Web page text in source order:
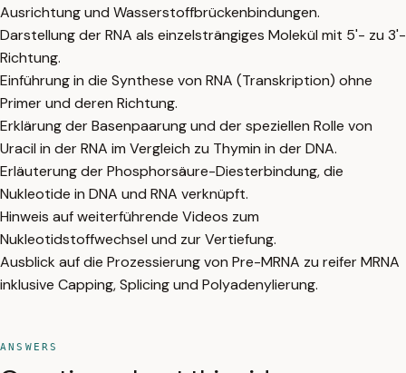
Ausrichtung und Wasserstoffbrückenbindungen.
Darstellung der RNA als einzelsträngiges Molekül mit 5'- zu 3'-
Richtung.
Einführung in die Synthese von RNA (Transkription) ohne
Primer und deren Richtung.
Erklärung der Basenpaarung und der speziellen Rolle von
Uracil in der RNA im Vergleich zu Thymin in der DNA.
Erläuterung der Phosphorsäure-Diesterbindung, die
Nukleotide in DNA und RNA verknüpft.
Hinweis auf weiterführende Videos zum
Nukleotidstoffwechsel und zur Vertiefung.
Ausblick auf die Prozessierung von Pre-MRNA zu reifer MRNA
inklusive Capping, Splicing und Polyadenylierung.
ANSWERS